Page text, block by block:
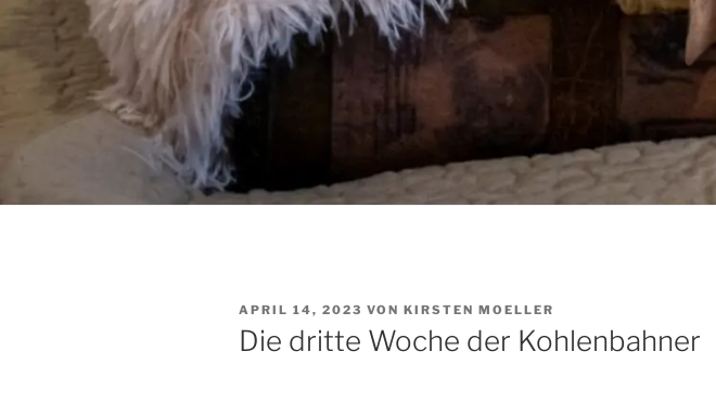
VERÖFFENTLICHT
AM
APRIL 14, 2023 VON KIRSTEN MOELLER
Die dritte Woche der Kohlenbahner